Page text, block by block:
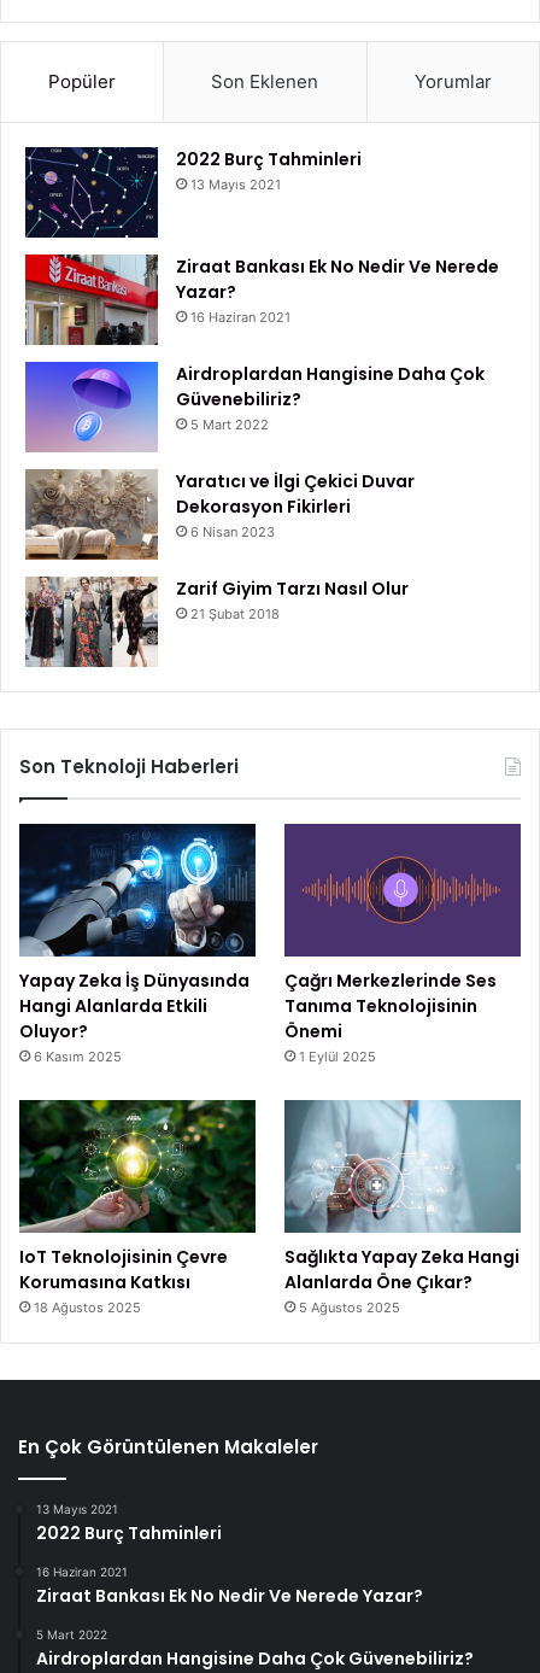
Popüler Son Eklenen Yorumlar
2022 Burç Tahminleri
13 Mayıs 2021
Ziraat Bankası Ek No Nedir Ve Nerede
Yazar?
16 Haziran 2021
Airdroplardan Hangisine Daha Çok
Güvenebiliriz?
5 Mart 2022
Yaratıcı ve İlgi Çekici Duvar
Dekorasyon Fikirleri
6 Nisan 2023
Zarif Giyim Tarzı Nasıl Olur
21 Şubat 2018
Son Teknoloji Haberleri
Yapay Zeka İş Dünyasında
Hangi Alanlarda Etkili
Oluyor?
6 Kasım 2025
Çağrı Merkezlerinde Ses
Tanıma Teknolojisinin
Önemi
1 Eylül 2025
IoT Teknolojisinin Çevre
Korumasına Katkısı
18 Ağustos 2025
Sağlıkta Yapay Zeka Hangi
Alanlarda Öne Çıkar?
5 Ağustos 2025
En Çok Görüntülenen Makaleler
13 Mayıs 2021
2022 Burç Tahminleri
16 Haziran 2021
Ziraat Bankası Ek No Nedir Ve Nerede Yazar?
5 Mart 2022
Airdroplardan Hangisine Daha Çok Güvenebiliriz?